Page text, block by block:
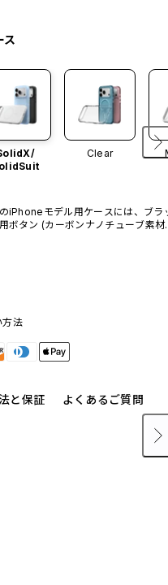
ス
Clear
iPhoneモデル用ケースには、ブラ
ボタン (カーボンナノチューブ素材)
方法
と保証 よくあるご質問